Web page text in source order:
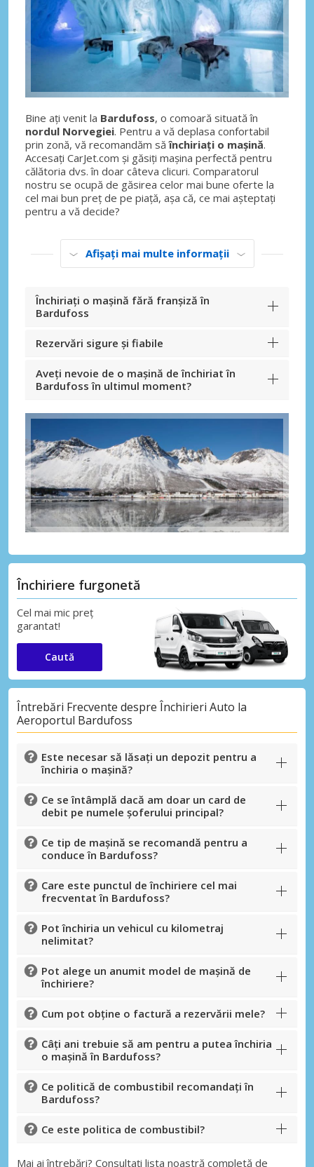
Bine ați venit la Bardufoss, o comoară situată în
nordul Norvegiei. Pentru a vă deplasa confortabil
prin zonă, vă recomandăm săînchiriați o mașină.
Accesați CarJet.com și găsiți mașina perfectă pentru
călătoria dvs. în doar câteva clicuri. Comparatorul
nostru se ocupă de găsirea celor mai bune oferte la
cel mai bun preț de pe piață, așa că, ce mai așteptați
pentru a vă decide?
Afișați mai multe informații
Închiriați o mașină fără franșiză în
Bardufoss
Rezervări sigure și fiabile
Aveți nevoie de o mașină de închiriat în
Bardufoss în ultimul moment?
Închiriere furgonetă
Cel mai mic preț
garantat!
Caută
Întrebări Frecvente despre Închirieri Auto la
Aeroportul Bardufoss
Este necesar să lăsați un depozit pentru a
închiria o mașină?
Ce se întâmplă dacă am doar un card de
debit pe numele șoferului principal?
Ce tip de mașină se recomandă pentru a
conduce în Bardufoss?
Care este punctul de închiriere cel mai
frecventat în Bardufoss?
Pot închiria un vehicul cu kilometraj
nelimitat?
Pot alege un anumit model de mașină de
închiriere?
Cum pot obține o factură a rezervării mele?
Câți ani trebuie să am pentru a putea închiria
o mașină în Bardufoss?
Ce politică de combustibil recomandați în
Bardufoss?
Ce este politica de combustibil?
Mai ai întrebări? Consultați lista noastră completă de